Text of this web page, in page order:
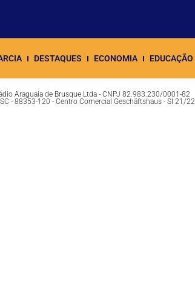
DESTAQUES ECONOMIA EDUCAÇÃO
Araguaia de Brusque Ltda - CNPJ 82.983.230/0001-82
- 88353-120 - Centro Comercial Geschäftshaus - Sl 21/22